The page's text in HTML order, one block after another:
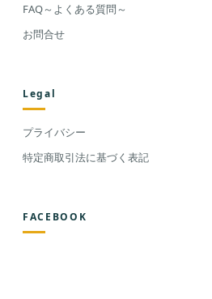
FAQ～よくある質問～
お問合せ
Legal
プライバシー
特定商取引法に基づく表記
FACEBOOK